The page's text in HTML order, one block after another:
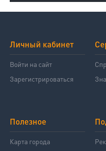
Личный кабинет
Войти на сайт
Зарегистрироваться
Полезное
Карта города